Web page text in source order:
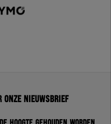
nieuwsbrief